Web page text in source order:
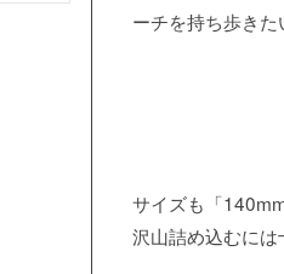
ーチを持ち歩き
サイズも「
沢山詰め込むには